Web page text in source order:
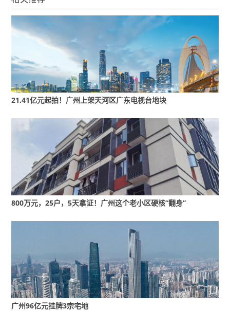
从各大房企掀起的“国庆中秋长假促销战”来看，主要方
式为价格调整，如越秀地产推出1000套“特价房”，最高
优惠50万元。保利推出“十全十美”焕然新生购房节，包
括首付超长分期、享租房补贴1万元、送10年车位使用
权（部分项目）等优惠。珠实地产则推出“智慧好房焕新
计划”，指定项目指定户型成交可享最高5万元家装和20
万元家电礼包，承诺保价至年底（买贵补差），最高赠
送9年物业费；友邻推荐成交还可获最高1%房价奖金。
广东省城乡规划院住房政策研究中心首席研究员李宇嘉
表示，随着供给端持续收缩，“好房子”产品与城市更新
等发力，供需两端的匹配度有望提升，行业回稳的趋势
不会改变。
21.41亿元起拍！广州上架天河区广东电视台地块
800万元，25户，5天拿证！广州这个老小区硬核“翻身”
广州96亿元挂牌3宗宅地